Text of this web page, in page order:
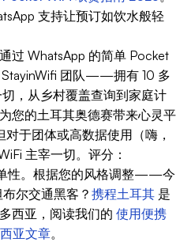
支持让预订如饮水般轻
过 WhatsApp 的简单 Pocket
StayinWifi 团队——拥有 10 多
，从乡村覆盖查询到家庭计
您的土耳其奥德赛带来心灵平
于团体或高数据使用（嗨，
主宰一切。评分：
性。根据您的风格调整——今
尔交通黑客？ 携程土耳其 是
西亚，阅读我们的 使用便携
亚文章。